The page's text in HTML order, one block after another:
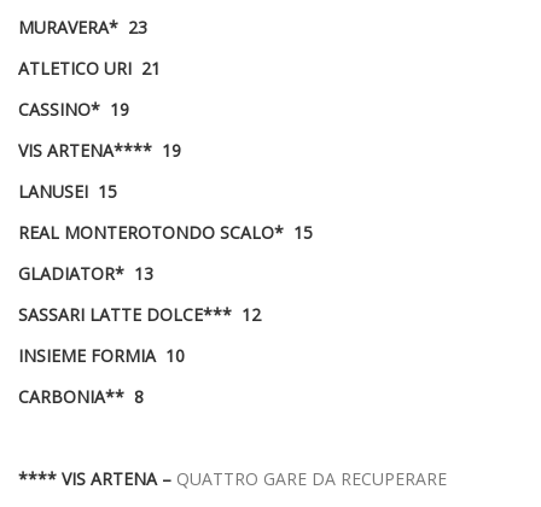
MURAVERA* 23
ATLETICO URI 21
CASSINO* 19
VIS ARTENA**** 19
LANUSEI 15
REAL MONTEROTONDO SCALO* 15
GLADIATOR* 13
SASSARI LATTE DOLCE*** 12
INSIEME FORMIA 10
CARBONIA** 8
**** VIS ARTENA – QUATTRO GARE DA RECUPERARE